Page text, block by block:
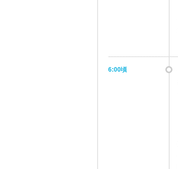
6:00頃